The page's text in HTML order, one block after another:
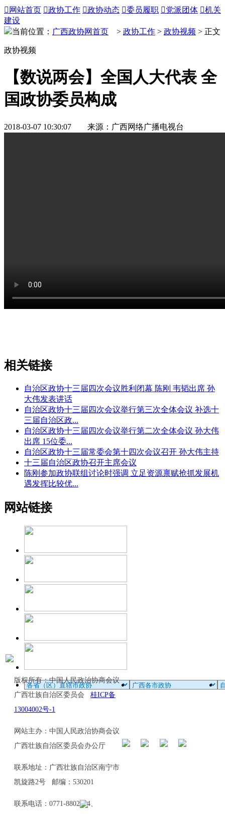
 网站首页 政协工作 政协动态 委员履职 党派团体 机关
建设
当前位置： 广西政协网首页 > 政协工作 > 政协视频 > 正文
政协视频
【数说两会】全国人大代表 全
国政协委员构成
2018-03-07 10:30:07 来源：广西网络广播电视台
相关链接
自治区政协十三届四次会议胜利闭幕 陈刚 韦韬出席 孙
大伟发表讲话
自治区政协十三届四次会议举行第三次全体会议 补选十
三届自治区政...
自治区政协十三届四次会议举行第二次全体会议 孙大伟
出席 15位委...
自治区政协十三届常委会第十四次会议召开 孙大伟主持
十三届自治区政协召开主席会议
陈刚参加政协联组讨论时强调 立足资源禀赋抢抓发展机
遇发挥比较优...
网站链接
版权所有：中国人民政治协商会议
广西壮族自治区委员会 桂ICP备
13004002号-1
网站主办：中国人民政治协商会议
广西壮族自治区委员会办公厅
联系地址：广西壮族自治区南宁市
凯旋路2号 邮编：530201
联系电话：0771-8802114、